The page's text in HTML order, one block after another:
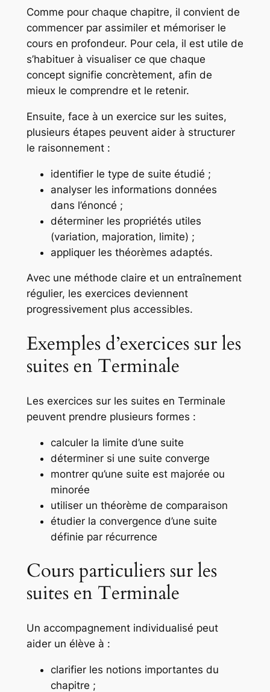
Comme pour chaque chapitre, il convient de
commencer par assimiler et mémoriser le
cours en profondeur. Pour cela, il est utile de
s’habituer à visualiser ce que chaque
concept signifie concrètement, afin de
mieux le comprendre et le retenir.
Ensuite, face à un exercice sur les suites,
plusieurs étapes peuvent aider à structurer
le raisonnement :
identifier le type de suite étudié ;
analyser les informations données
dans l’énoncé ;
déterminer les propriétés utiles
(variation, majoration, limite) ;
appliquer les théorèmes adaptés.
Avec une méthode claire et un entraînement
régulier, les exercices deviennent
progressivement plus accessibles.
Exemples d’exercices sur les
suites en Terminale
Les exercices sur les suites en Terminale
peuvent prendre plusieurs formes :
calculer la limite d’une suite
déterminer si une suite converge
montrer qu’une suite est majorée ou
minorée
utiliser un théorème de comparaison
étudier la convergence d’une suite
définie par récurrence
Cours particuliers sur les
suites en Terminale
Un accompagnement individualisé peut
aider un élève à :
clarifier les notions importantes du
chapitre ;